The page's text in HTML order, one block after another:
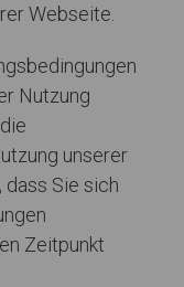
Webseite.
Nutzung
unserer
Sie sich
Zeitpunkt